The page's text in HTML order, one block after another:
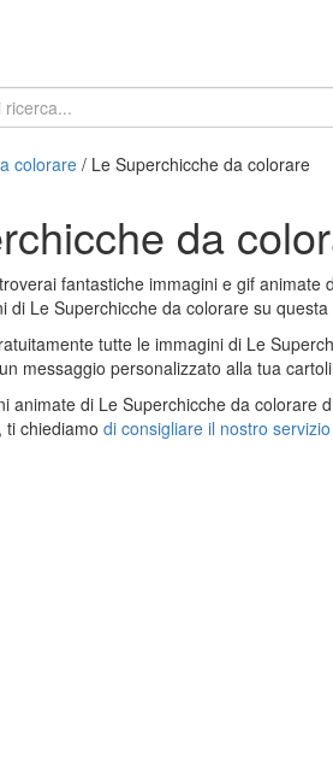
colorare / Le Superchicche da colorare
da
fantastiche immagini e gif
di Le Superchicche da colorare su
tutte le immagini di Le
messaggio personalizzato alla tua
animate di Le Superchicche da
ti chiediamo di consigliare il nostro servizio